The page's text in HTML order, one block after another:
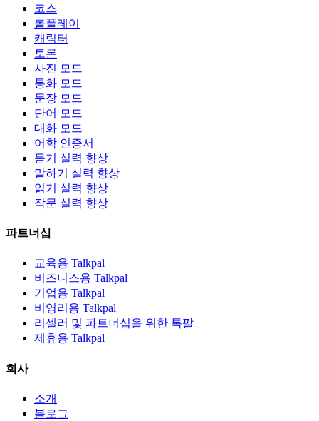
코스
롤플레이
캐릭터
토론
사진 모드
통화 모드
문장 모드
단어 모드
대화 모드
어학 인증서
듣기 실력 향상
말하기 실력 향상
읽기 실력 향상
작문 실력 향상
파트너십
교육용 Talkpal
비즈니스용 Talkpal
기업용 Talkpal
비영리용 Talkpal
리셀러 및 파트너십을 위한 톡팔
제휴용 Talkpal
회사
소개
블로그